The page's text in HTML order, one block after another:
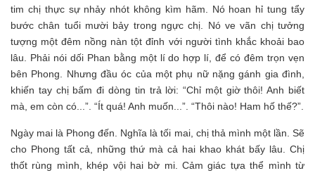
tim chị thực sự nhảy nhót không kìm hãm. Nó hoan hỉ tung tẩy
bước chân tuổi mười bảy trong ngực chị. Nó ve vãn chị tưởng
tượng một đêm nồng nàn tột đỉnh với người tình khắc khoải bao
lâu. Phải nói dối Phan bằng một lí do hợp lí, để có đêm trọn vẹn
bên Phong. Nhưng đầu óc của một phụ nữ nặng gánh gia đình,
khiến tay chị bấm đi dòng tin trả lời: “Chỉ một giờ thôi! Anh biết
mà, em còn có...”. “Ít quá! Anh muốn...”. “Thôi nào! Ham hố thế?”.
Ngày mai là Phong đến. Nghĩa là tối mai, chị thả mình một lần. Sẽ
cho Phong tất cả, những thứ mà cả hai khao khát bấy lâu. Chị
thốt rùng mình, khép vội hai bờ mi. Cảm giác tựa thể mình từ